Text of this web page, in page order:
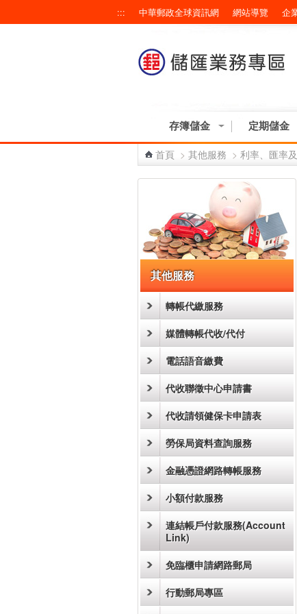
::: 中華郵政全球資訊網 網站導覽 企
存簿儲金 定期儲金
首頁 > 其他服務 > 利率、匯率
其他服務
轉帳代繳服務
媒體轉帳代收/代付
電話語音繳費
代收聯徵中心申請書
代收請領健保卡申請表
勞保局資料查詢服務
金融憑證網路轉帳服務
小額付款服務
連結帳戶付款服務(Account
Link)
免臨櫃申請網路郵局
行動郵局專區